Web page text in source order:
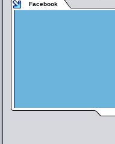
Facebook